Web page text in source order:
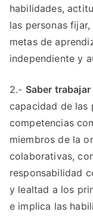
habilidades,
las personas
metas de
independiente y
2.- Saber
capacidad de las
competencias
miembros de la
colaborativas,
responsabilidad
y lealtad a los
e implica las